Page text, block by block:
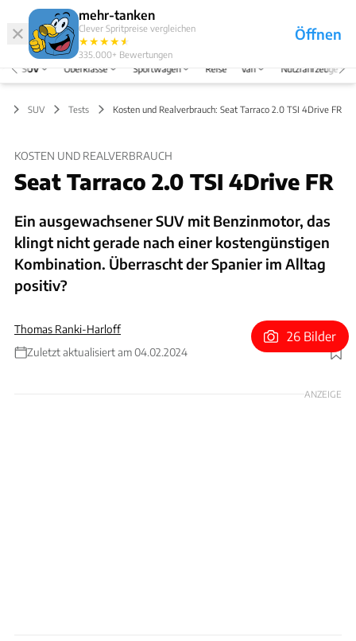
mehr-tanken
Clever Spritpreise vergleichen
★★★★★
★
335.000+ Bewertungen
Öffnen
Abo
Menü
SUV Oberklasse Sportwagen Reise Van Nutzfahrzeuge
SUV Tests Kosten und Realverbrauch: Seat Tarraco 2.0 TSI 4Drive FR
KOSTEN UND REALVERBRAUCH
Seat Tarraco 2.0 TSI 4Drive FR
Ein ausgewachsener SUV mit Benzinmotor, das
klingt nicht gerade nach einer kostengünstigen
Kombination. Überrascht der Spanier im Alltag
positiv?
Thomas Ranki-Harloff
Zuletzt aktualisiert am 04.02.2024
Foto: Achim Hartmann
26 Bilder
ANZEIGE